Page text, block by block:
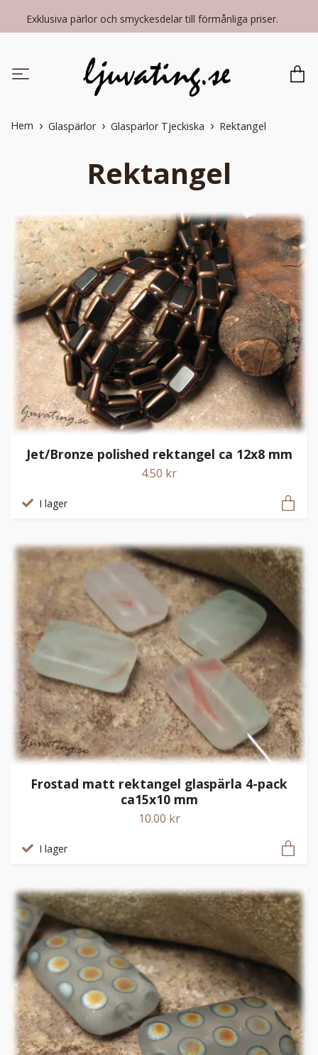
Exklusiva pärlor och smyckesdelar till förmånliga priser.
Hem Glaspärlor Glaspärlor Tjeckiska Rektangel
Rektangel
Jet/Bronze polished rektangel ca 12x8 mm
4.50 kr
I lager
Frostad matt rektangel glaspärla 4-pack
ca15x10 mm
10.00 kr
I lager